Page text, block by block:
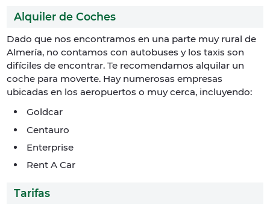
Alquiler de Coches
Dado que nos encontramos en una parte muy rural de
Almería, no contamos con autobuses y los taxis son
difíciles de encontrar. Te recomendamos alquilar un
coche para moverte. Hay numerosas empresas
ubicadas en los aeropuertos o muy cerca, incluyendo:
Goldcar
Centauro
Enterprise
Rent A Car
Tarifas